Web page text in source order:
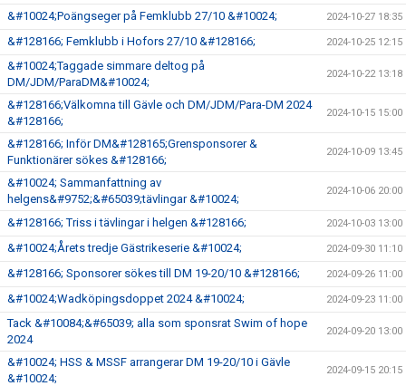
&#10024;Poängseger på Femklubb 27/10 &#10024; 2024-10-27 18:35
&#128166; Femklubb i Hofors 27/10 &#128166; 2024-10-25 12:15
&#10024;Taggade simmare deltog på
DM/JDM/ParaDM&#10024;
2024-10-22 13:18
&#128166;Välkomna till Gävle och DM/JDM/Para-DM 2024
&#128166;
2024-10-15 15:00
&#128166; Inför DM&#128165;Grensponsorer &
Funktionärer sökes &#128166;
2024-10-09 13:45
&#10024; Sammanfattning av
helgens&#9752;&#65039;tävlingar &#10024;
2024-10-06 20:00
&#128166; Triss i tävlingar i helgen &#128166; 2024-10-03 13:00
&#10024;Årets tredje Gästrikeserie &#10024; 2024-09-30 11:10
&#128166; Sponsorer sökes till DM 19-20/10 &#128166; 2024-09-26 11:00
&#10024;Wadköpingsdoppet 2024 &#10024; 2024-09-23 11:00
Tack &#10084;&#65039; alla som sponsrat Swim of hope
2024
2024-09-20 13:00
&#10024; HSS & MSSF arrangerar DM 19-20/10 i Gävle
&#10024;
2024-09-15 20:15